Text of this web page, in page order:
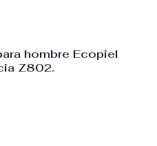
hombre Ecopiel
Z802.